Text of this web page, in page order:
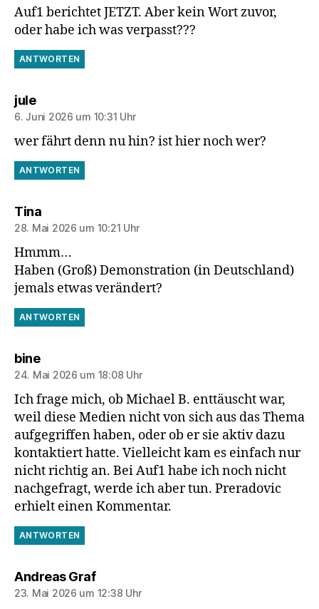
Auf1 berichtet JETZT. Aber kein Wort zuvor,
oder habe ich was verpasst???
ANTWORTEN
julesagt:
6. Juni 2026 um 10:31 Uhr
wer fährt denn nu hin? ist hier noch wer?
ANTWORTEN
Tinasagt:
28. Mai 2026 um 10:21 Uhr
Hmmm…
Haben (Groß) Demonstration (in Deutschland)
jemals etwas verändert?
ANTWORTEN
binesagt:
24. Mai 2026 um 18:08 Uhr
Ich frage mich, ob Michael B. enttäuscht war,
weil diese Medien nicht von sich aus das Thema
aufgegriffen haben, oder ob er sie aktiv dazu
kontaktiert hatte. Vielleicht kam es einfach nur
nicht richtig an. Bei Auf1 habe ich noch nicht
nachgefragt, werde ich aber tun. Preradovic
erhielt einen Kommentar.
ANTWORTEN
Andreas Grafsagt:
23. Mai 2026 um 12:38 Uhr